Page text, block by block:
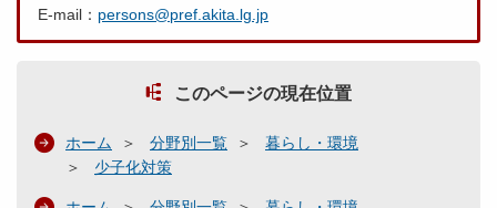
E-mail： persons@pref.akita.lg.jp
このページの現在位置
ホーム 分野別一覧
暮らし・環境
少子化対策